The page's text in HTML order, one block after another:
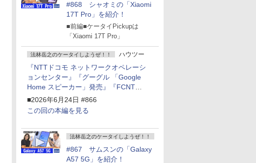
#868 シャオミの「Xiaomi
17T Pro」を紹介！
■前編■ケータイPickupは
「Xiaomi 17T Pro」
法林岳之のケータイしようぜ！！ ハウツー
『NTTドコモ ネットワークオペレーシ
ョンセンター』『グーグル 「Google
Home スピーカー」発売』『FCNT
「arrows Alpha2」発表』『KDDI
「povo2.0」サービス説明会』
■2026年6月24日 #866
この回の本編を見る
法林岳之のケータイしようぜ！！
#867 サムスンの「Galaxy
A57 5G」を紹介！